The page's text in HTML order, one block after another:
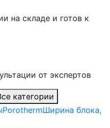
на складе и готов к
от экспертов
категории
PorothermШирина блока,